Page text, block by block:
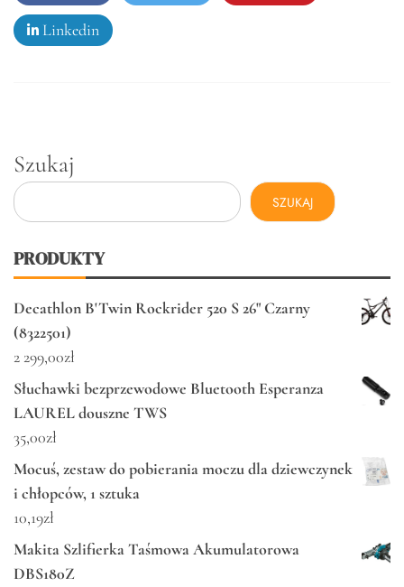
Linkedin
Szukaj
SZUKAJ
PRODUKTY
Decathlon B'Twin Rockrider 520 S 26" Czarny
(8322501)
2 299,00zł
Słuchawki bezprzewodowe Bluetooth Esperanza
LAUREL douszne TWS
35,00zł
Mocuś, zestaw do pobierania moczu dla dziewczynek
i chłopców, 1 sztuka
10,19zł
Makita Szlifierka Taśmowa Akumulatorowa
DBS180Z